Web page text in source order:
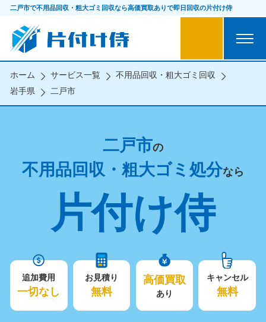
二戸市で不用品回収・粗大ゴミ回収なら高価買取ありで即日回収の片付け侍
ホーム サービス一覧
不用品回収・粗大ゴミ回収
岩手県
二戸市
二戸市の
不用品回収・粗大ゴミ処分なら
片付け侍
追加費用
一切なし
お見積り
無料
高価買取
あり
キャンセル
無料